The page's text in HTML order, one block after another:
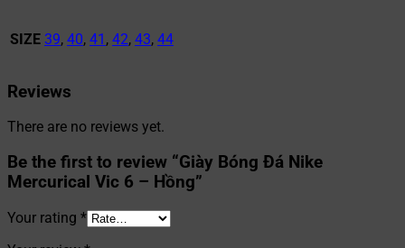
SIZE 39, 40, 41 , 42, 43, 44
Reviews
There are no reviews yet.
Be the first to review “Giày Bóng Đá Nike
Mercurical Vic 6 – Hồng”
Your rating *